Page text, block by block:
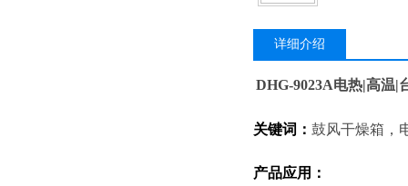
详细介绍
DHG-9023A电热|高温|
关键词： 鼓风干燥箱，
产品应用：